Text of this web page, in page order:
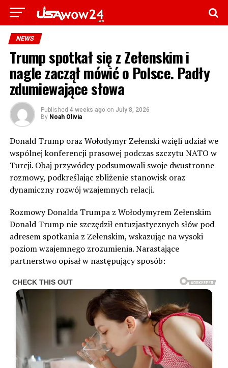
NEWS
Trump spotkał się z Zełenskim i
nagle zaczął mówić o Polsce. Padły
zdumiewające słowa
Published 4 weeks ago on July 8, 2026
By Noah Olivia
Donald Trump oraz Wołodymyr Zełenski wzięli udział we
wspólnej konferencji prasowej podczas szczytu NATO w
Turcji. Obaj przywódcy podsumowali swoje dwustronne
rozmowy, podkreślając zbliżenie stanowisk oraz
dynamiczny rozwój wzajemnych relacji.
Rozmowy Donalda Trumpa z Wołodymyrem Zełenskim
Donald Trump nie szczędził entuzjastycznych słów pod
adresem spotkania z Zełenskim, wskazując na wysoki
poziom wzajemnego zrozumienia. Narastające
partnerstwo opisał w następujący sposób: